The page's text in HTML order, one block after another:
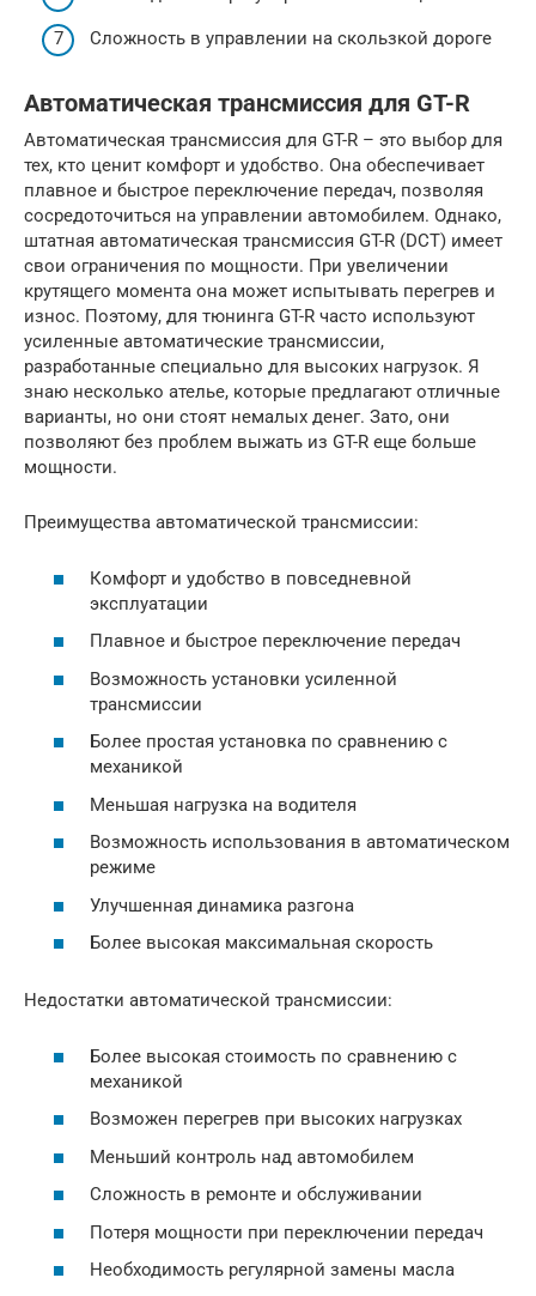
Сложность в управлении на скользкой дороге
Автоматическая трансмиссия для GT-R
Автоматическая трансмиссия для GT-R – это выбор для
тех, кто ценит комфорт и удобство. Она обеспечивает
плавное и быстрое переключение передач, позволяя
сосредоточиться на управлении автомобилем. Однако,
штатная автоматическая трансмиссия GT-R (DCT) имеет
свои ограничения по мощности. При увеличении
крутящего момента она может испытывать перегрев и
износ. Поэтому, для тюнинга GT-R часто используют
усиленные автоматические трансмиссии,
разработанные специально для высоких нагрузок. Я
знаю несколько ателье, которые предлагают отличные
варианты, но они стоят немалых денег. Зато, они
позволяют без проблем выжать из GT-R еще больше
мощности.
Преимущества автоматической трансмиссии:
Комфорт и удобство в повседневной
эксплуатации
Плавное и быстрое переключение передач
Возможность установки усиленной
трансмиссии
Более простая установка по сравнению с
механикой
Меньшая нагрузка на водителя
Возможность использования в автоматическом
режиме
Улучшенная динамика разгона
Более высокая максимальная скорость
Недостатки автоматической трансмиссии:
Более высокая стоимость по сравнению с
механикой
Возможен перегрев при высоких нагрузках
Меньший контроль над автомобилем
Сложность в ремонте и обслуживании
Потеря мощности при переключении передач
Необходимость регулярной замены масла